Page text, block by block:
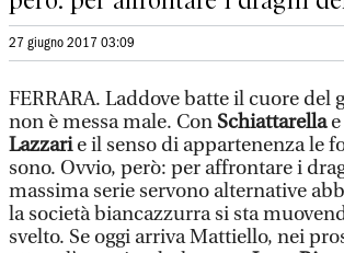
27 giugno 2017 03:09
FERRARA. Laddove batte il cuore del
non è messa male. Con Schiattarellae
Lazzarie il senso di appartenenza le
sono. Ovvio, però: per affrontare i
massima serie servono alternative
la società biancazzurra si sta
svelto. Se oggi arriva Mattiello, nei